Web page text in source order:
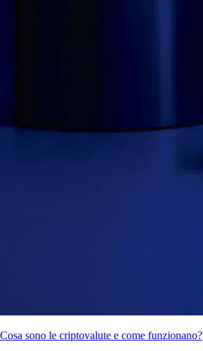
Cosa sono le criptovalute e come funzionano?